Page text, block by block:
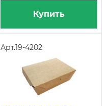
Купить
Арт.19-4202